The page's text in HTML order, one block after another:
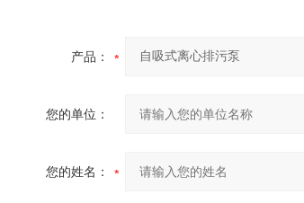
产品：
您的单位：
您的姓名：